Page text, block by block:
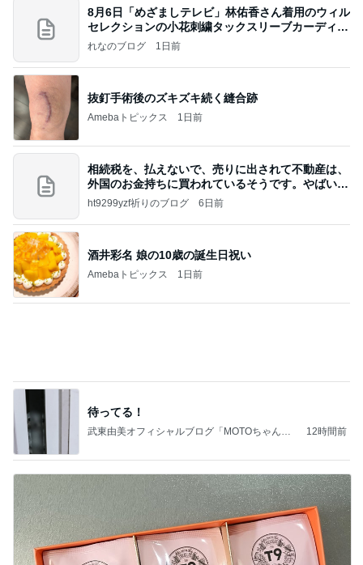
8月6日「めざましテレビ」林佑香さん着用のウィル
セレクションの小花刺繍タックスリーブカーディガ
ン
れなのブログ 1日前
抜釘手術後のズキズキ続く縫合跡
Amebaトピックス 1日前
相続税を、払えないで、売りに出されて不動産は、
外国のお金持ちに買われているそうです。やばいで
すよ
ht9299yzf祈りのブログ 6日前
酒井彩名 娘の10歳の誕生日祝い
Amebaトピックス 1日前
待ってる！
武東由美オフィシャルブログ「MOTOちゃんと
12時間前